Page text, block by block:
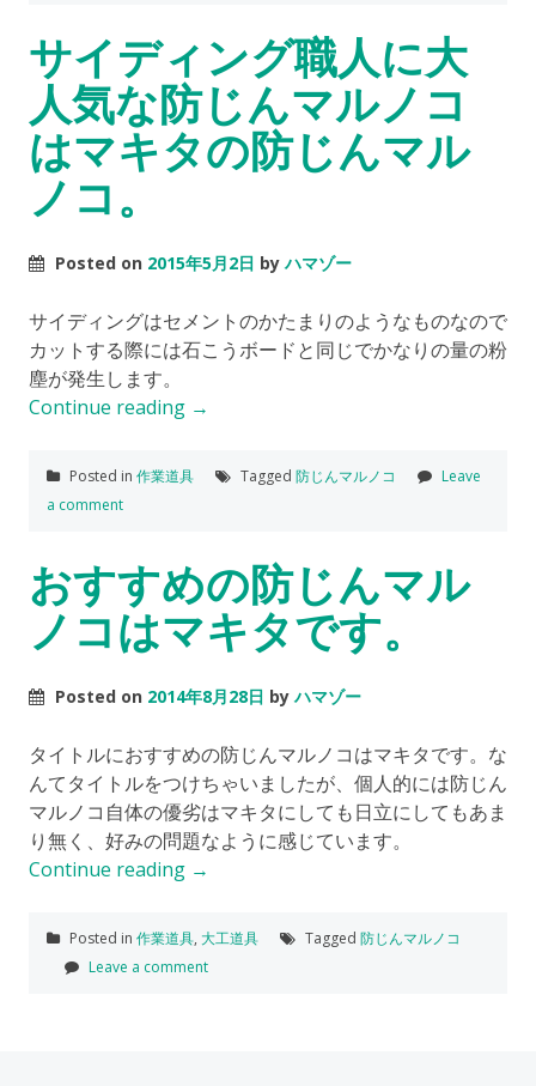
サイディング職人に大
人気な防じんマルノコ
はマキタの防じんマル
ノコ。
Posted on 2015年5月2日 byハマゾー
サイディングはセメントのかたまりのようなものなので
カットする際には石こうボードと同じでかなりの量の粉
塵が発生します。
Continue reading →
Posted in 作業道具 Tagged 防じんマルノコ
Leave
a comment
おすすめの防じんマル
ノコはマキタです。
Posted on 2014年8月28日 byハマゾー
タイトルにおすすめの防じんマルノコはマキタです。な
んてタイトルをつけちゃいましたが、個人的には防じん
マルノコ自体の優劣はマキタにしても日立にしてもあま
り無く、好みの問題なように感じています。
Continue reading →
Posted in 作業道具, 大工道具 Tagged 防じんマルノコ
Leave a comment